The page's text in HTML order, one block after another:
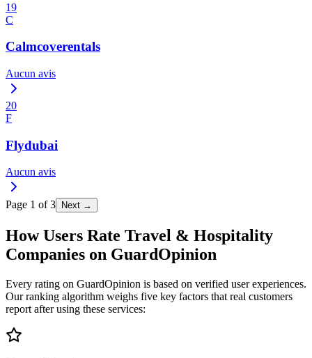
19
C
Calmcoverentals
Aucun avis
20
F
Flydubai
Aucun avis
Page 1 of3 Next →
How Users Rate Travel & Hospitality
Companies on GuardOpinion
Every rating on GuardOpinion is based on verified user experiences.
Our ranking algorithm weighs five key factors that real customers
report after using these services: